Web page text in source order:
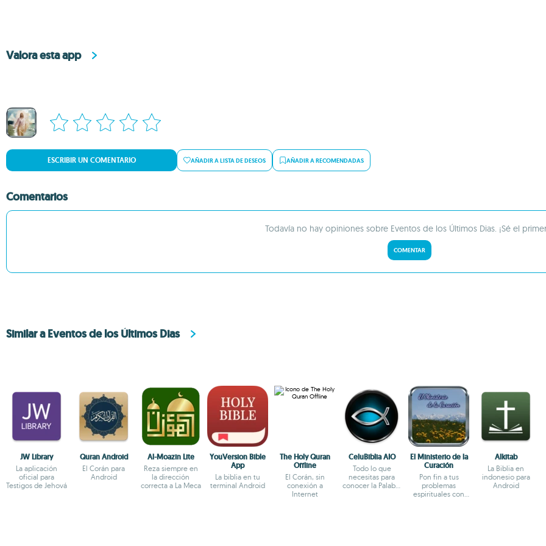
Valora esta app
ESCRIBIR UN COMENTARIO AÑADIR A LISTA DE DESEOS AÑADIR A RECOMENDADAS
Comentarios
Todavía no hay opiniones sobre Eventos de los Últimos Dias. ¡Sé el
COMENTAR
Similar a Eventos de los Últimos Dias
JW Library
La aplicación
oficial para
Testigos de Jehová
Quran Android
El Corán para
Android
Al-Moazin Lite
Reza siempre en
la dirección
correcta a La Meca
YouVersion Bible
App
La biblia en tu
terminal Android
The Holy Quran
Offline
El Corán, sin
conexión a
Internet
CeluBiblia AIO
Todo lo que
necesitas para
conocer la Palabra
El Ministerio de la
Curación
Pon fin a tus
problemas
espirituales con
Alkitab
La Biblia en
indonesio para
Android